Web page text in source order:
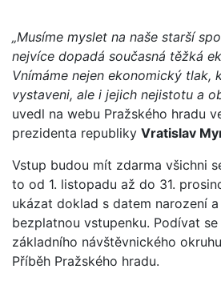
„Musíme myslet na naše starší
nejvíce dopadá současná těžká
Vnímáme nejen ekonomický tlak,
vystaveni, ale i jejich nejistotu a
uvedl na webu Pražského hradu
prezidenta republiky Vratislav
Vstup budou mít zdarma všichni
to od 1. listopadu až do 31.
ukázat doklad s datem narození
bezplatnou vstupenku. Podívat
základního návštěvnického
Příběh Pražského hradu.